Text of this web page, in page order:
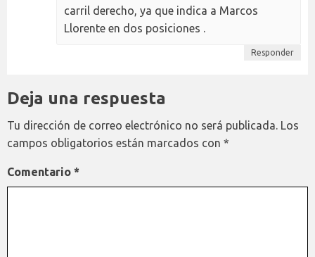
carril derecho, ya que indica a Marcos
Llorente en dos posiciones .
Responder
Deja una respuesta
Tu dirección de correo electrónico no será publicada. Los
campos obligatorios están marcados con *
Comentario *